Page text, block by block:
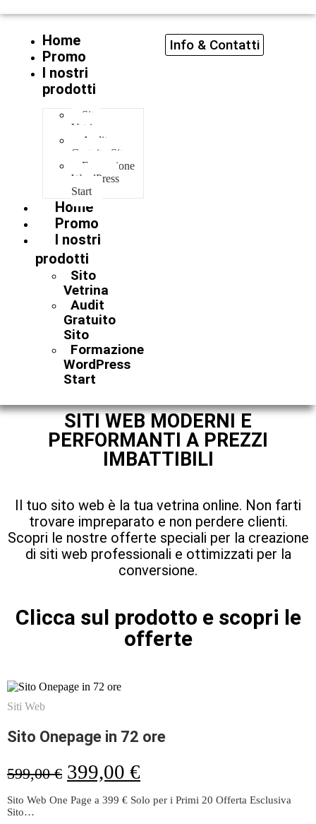
Home
Promo
I nostri
prodotti
Sito
Vetrina
Audit
Gratuito Sito
Formazione
WordPress
Start
Home
Promo
I nostri
prodotti
Sito
Vetrina
Audit
Gratuito
Sito
Formazione
WordPress
Start
Info & Contatti
SITI WEB MODERNI E
PERFORMANTI A PREZZI
IMBATTIBILI
Il tuo sito web è la tua vetrina online. Non farti
trovare impreparato e non perdere clienti.
Scopri le nostre offerte speciali per la creazione
di siti web professionali e ottimizzati per la
conversione.
Clicca sul prodotto e scopri le
offerte
Siti Web
Sito Onepage in 72 ore
599,00€ 399,00 €
Sito Web One Page a 399 € Solo per i Primi 20 Offerta Esclusiva
Sito…